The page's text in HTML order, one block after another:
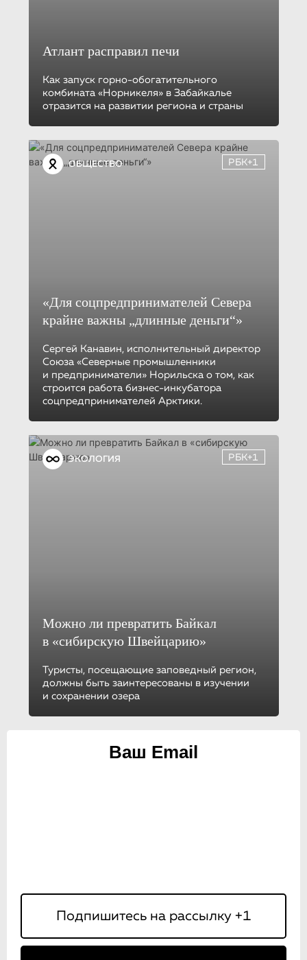
Атлант расправил печи
Как запуск горно-обогатительного
комбината «Норникеля» в Забайкалье
отразится на развитии региона и страны
ОБЩЕСТВО РБК+1
«Для соцпредприни­ма­те­лей Cевера
крайне важны „длинные деньги“»
Сергей Канавин, исполнительный директор
Союза «Северные промышленники
и предприниматели» Норильска о том, как
строится работа бизнес-инкубатора
соцпредпринимателей Арктики.
ЭКОЛОГИЯ РБК+1
Можно ли превратить Байкал
в «сибирскую Швейцарию»
Туристы, посещающие заповедный регион,
должны быть заинтересованы в изучении
и сохранении озера
Ваш Email